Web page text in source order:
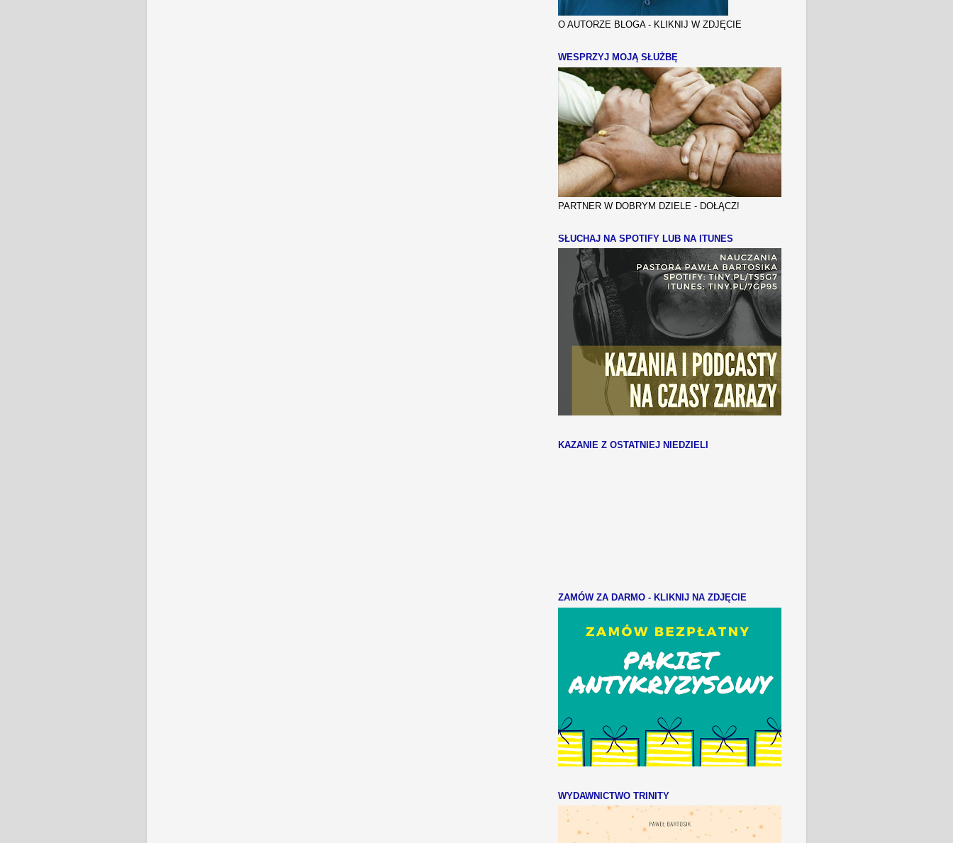
O AUTORZE BLOGA - KLIKNIJ W ZDJĘCIE
WESPRZYJ MOJĄ SŁUŻBĘ
PARTNER W DOBRYM DZIELE - DOŁĄCZ!
SŁUCHAJ NA SPOTIFY LUB NA ITUNES
KAZANIE Z OSTATNIEJ NIEDZIELI
ZAMÓW ZA DARMO - KLIKNIJ NA ZDJĘCIE
WYDAWNICTWO TRINITY